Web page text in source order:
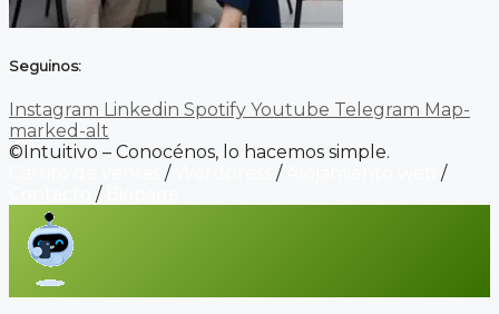
Seguinos:
Instagram Linkedin Spotify Youtube Telegram Map-
marked-alt
©Intuitivo – Conocénos, lo hacemos simple.
/ /
/
/